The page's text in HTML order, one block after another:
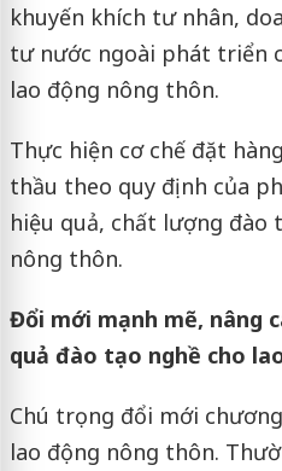
khuyến khích tư nhân,
tư nước ngoài phát triển
lao động nông thôn.
Thực hiện cơ chế đặt
thầu theo quy định của
hiệu quả, chất lượng đào
nông thôn.
Đổi mới mạnh mẽ, nâng
quả đào tạo nghề cho
Chú trọng đổi mới
lao động nông thôn.